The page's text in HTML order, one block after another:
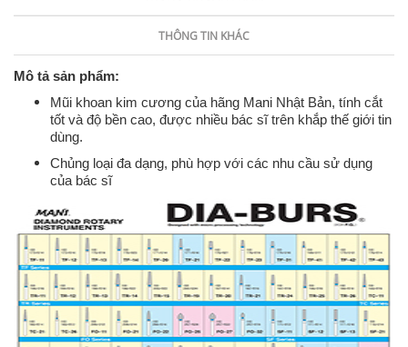
THÔNG TIN KHÁC
Mô tả sản phẩm:
Mũi khoan kim cương của hãng Mani Nhật Bản, tính cắt
tốt và độ bền cao, được nhiều bác sĩ trên khắp thế giới tin
dùng.
Chủng loại đa dạng, phù hợp với các nhu cầu sử dụng
của bác sĩ